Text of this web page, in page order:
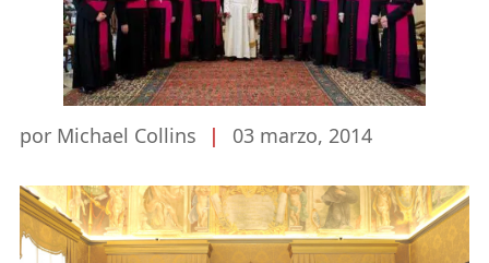
por Michael Collins | 03 marzo, 2014